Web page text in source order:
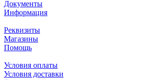
Документы
Информация
Реквизиты
Магазины
Помощь
Условия оплаты
Условия доставки